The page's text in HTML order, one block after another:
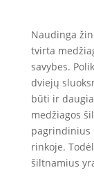
Naudinga
tvirta
savybes.
dviejų
būti ir
medžiagos
pagrindinius
rinkoje.
šiltnamius